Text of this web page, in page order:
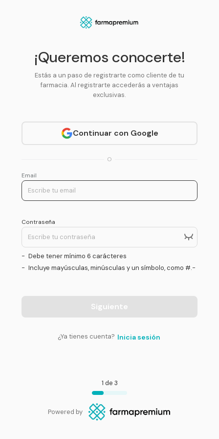
¡Queremos conocerte!
Estás a un paso de registrarte como cliente de tu
farmacia. Al registrarte accederás a ventajas
exclusivas.
Continuar con Google
O
Email
Contraseña
- Debe tener mínimo 6 carácteres
- Incluye mayúsculas, minúsculas y un símbolo, como #.-
Siguiente
¿Ya tienes cuenta? Inicia sesión
1 de 3
Powered by